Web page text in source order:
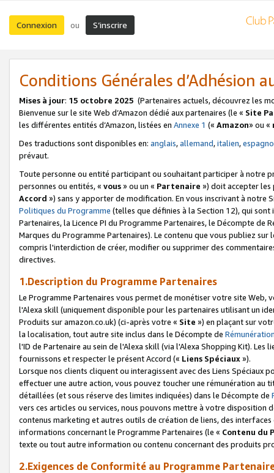
Connexion ou S’inscrire
Conditions Générales d’Adhésion
Mises à jour: 15 octobre 2025 (Partenaires actuels, découvrez les
Bienvenue sur le site Web d’Amazon dédié aux partenaires (le « Site
les différentes entités d’Amazon, listées en Annexe 1 (« Amazon» ou «
Des traductions sont disponibles en: anglais,allemand,italien,
prévaut.
Toute personne ou entité participant ou souhaitant participer à notre
personnes ou entités, « vous» ou un « Partenaire ») doit accepter les
Accord ») sans y apporter de modification. En vous inscrivant à notre
Politiques du Programme (telles que définies à la Section 12), qui
Partenaires, la Licence PI du Programme Partenaires, le Décompte de
Marques du Programme Partenaires). Le contenu que vous publiez
compris l'interdiction de créer, modifier ou supprimer des
directives.
1.Description du Programme Partenaires
Le Programme Partenaires vous permet de monétiser votre site Web,
l'Alexa skill (uniquement disponible pour les partenaires utilisant un
Produits sur amazon.co.uk) (ci-après votre « Site ») en plaçant sur
la localisation, tout autre site inclus dans le Décompte de
l'ID de Partenaire au sein de l'Alexa skill (via l'Alexa Shopping Kit).
fournissons et respecter le présent Accord (« Liens Spéciaux»).
Lorsque nos clients cliquent ou interagissent avec des Liens Spéciaux
effectuer une autre action, vous pouvez toucher une rémunération
détaillées (et sous réserve des limites indiquées) dans le Décompte de
vers ces articles ou services, nous pouvons mettre à votre disposition
contenus marketing et autres outils de création de liens, des
informations concernant le Programme Partenaires (le « Contenu du
texte ou tout autre information ou contenu concernant des produits
2.Exigences de Conformité au Programme